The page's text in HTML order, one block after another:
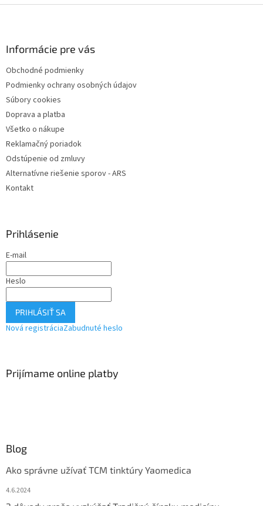
Informácie pre vás
Obchodné podmienky
Podmienky ochrany osobných údajov
Súbory cookies
Doprava a platba
Všetko o nákupe
Reklamačný poriadok
Odstúpenie od zmluvy
Alternatívne riešenie sporov - ARS
Kontakt
Prihlásenie
E-mail
Heslo
PRIHLÁSIŤ SA
Nová registráciaZabudnuté heslo
Prijímame online platby
Blog
Ako správne užívať TCM tinktúry Yaomedica
4.6.2024